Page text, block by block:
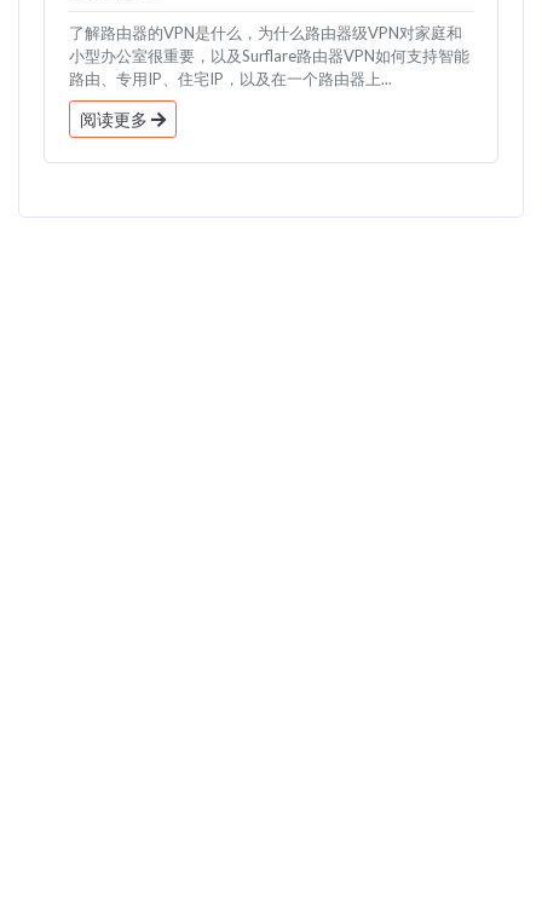
了解路由器的VPN是什么，为什么路由器级VPN对家庭和
小型办公室很重要，以及Surflare路由器VPN如何支持智能
路由、专用IP、住宅IP，以及在一个路由器上...
阅读更多